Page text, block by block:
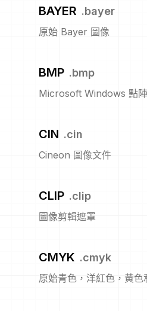
BAYER .bayer
原始 Bayer 圖像
BMP .bmp
Microsoft Windows 點
CIN .cin
Cineon 圖像文件
CLIP .clip
圖像剪輯遮罩
CMYK .cmyk
原始青色，洋紅色，黃色